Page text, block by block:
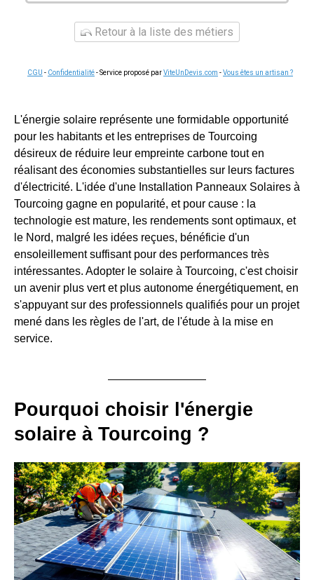
Retour à la liste des métiers
CGU - Confidentialité- Service proposé parViteUnDevis.com -Vous êtes un artisan ?
L'énergie solaire représente une formidable opportunité
pour les habitants et les entreprises de Tourcoing
désireux de réduire leur empreinte carbone tout en
réalisant des économies substantielles sur leurs factures
d'électricité. L'idée d'une Installation Panneaux Solaires à
Tourcoing gagne en popularité, et pour cause : la
technologie est mature, les rendements sont optimaux, et
le Nord, malgré les idées reçues, bénéficie d'un
ensoleillement suffisant pour des performances très
intéressantes. Adopter le solaire à Tourcoing, c'est choisir
un avenir plus vert et plus autonome énergétiquement, en
s'appuyant sur des professionnels qualifiés pour un projet
mené dans les règles de l'art, de l'étude à la mise en
service.
Pourquoi choisir l'énergie
solaire à Tourcoing ?